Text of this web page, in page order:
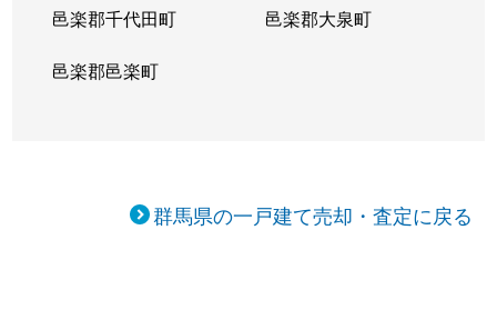
邑楽郡千代田町 邑楽郡大泉町
邑楽郡邑楽町
群馬県の一戸建て売却・査定に戻る